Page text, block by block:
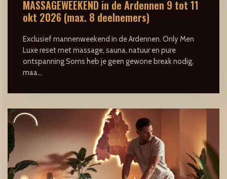
MASSAGEWEEKEND in de Ardennen 9 tot 11
okt 2026 (max. 8 deelnemers)
Exclusief mannenweekend in de Ardennen. Only Men
Luxe reset met massage, sauna, natuur en pure
ontspanning Soms heb je geen gewone break nodig,
maa...